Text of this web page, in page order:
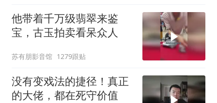
他带着千万级翡翠来鉴
宝，古玉拍卖看呆众人
苏有朋影音馆 1279跟贴
没有变戏法的捷径！真正
的大佬，都在死守价值